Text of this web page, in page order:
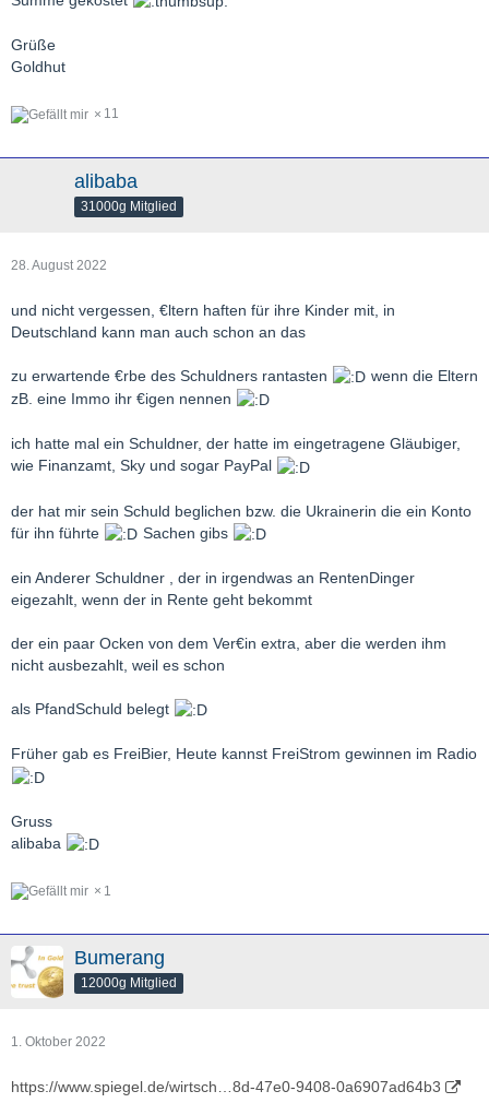
Grüße
Goldhut
11
alibaba
31000g Mitglied
28. August 2022
und nicht vergessen, €ltern haften für ihre Kinder mit, in
Deutschland kann man auch schon an das
zu erwartende €rbe des Schuldners rantasten
wenn die Eltern
zB. eine Immo ihr €igen nennen
ich hatte mal ein Schuldner, der hatte im eingetragene Gläubiger,
wie Finanzamt, Sky und sogar PayPal
der hat mir sein Schuld beglichen bzw. die Ukrainerin die ein Konto
für ihn führte
Sachen gibs
ein Anderer Schuldner , der in irgendwas an RentenDinger
eigezahlt, wenn der in Rente geht bekommt
der ein paar Ocken von dem Ver€in extra, aber die werden ihm
nicht ausbezahlt, weil es schon
als PfandSchuld belegt
Früher gab es FreiBier, Heute kannst FreiStrom gewinnen im Radio
Gruss
alibaba
1
Bumerang
12000g Mitglied
1. Oktober 2022
https://www.spiegel.de/wirtsch…8d-47e0-9408-0a6907ad64b3